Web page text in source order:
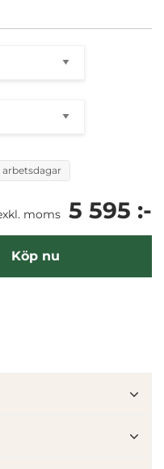
arbetsdagar
moms 5 595 :-
Köp nu